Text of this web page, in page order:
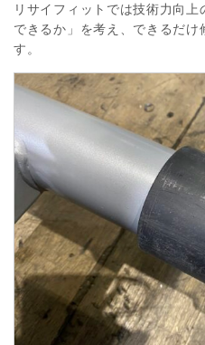
リサイフィットでは技術力向
できるか」を考え、できるだけ
す。